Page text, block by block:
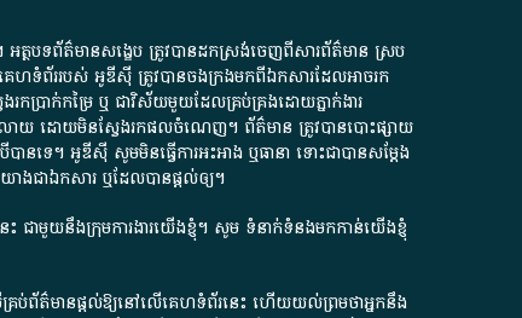
អត្ថបទ​ព័ត៌មាន​សង្ខេប​ ត្រូវ​បាន​ដកស្រង់​ចេញពី​សារព័ត៌មាន ស្រប
េហទំព័រ​របស់​ អូ​ឌី​ស៊ី​ ត្រូវ​បាន​ចងក្រង​មក​ពី​ឯកសារ​ដែល​អាច​រក​
កប្រាក់​កម្រៃ​ ឬ​ ជា​វិស័យ​មួយ​ដែល​គ្រប់គ្រង​ដោយ​ភ្នាក់ងារ​
លាយ​ ដោយ​មិនស្វែង​រក​ផល​ចំណេញ​។​ ព័ត៌មាន​ ត្រូវ​បាន​បោះផ្សាយ​
ន​ទេ​។​ អូ​ឌី​ស៊ី​ សូម​មិន​ធ្វើការ​អះអាង​ ឬ​ធានា​ ទោះជា​បាន​សម្តែង​
ង​ជា​ឯកសារ​ ឬ​ដែល​បាន​ផ្តល់​ឲ្យ​។
ះ ជាមួយនឹងក្រុមការងារយើងខ្ញុំ។ សូម ទំនាក់ទំនងមកកាន់យើងខ្ញុំ
រប់ព័ត៌មានផ្តល់ឱ្យនៅលើគេហទំព័រនេះ ហើយយល់ព្រមថាអ្នកនឹង